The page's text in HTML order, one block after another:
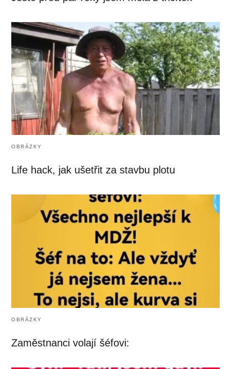
OBRÁZKY
Life hack, jak ušetřit za stavbu plotu
OBRÁZKY
Zaměstnanci volají šéfovi: